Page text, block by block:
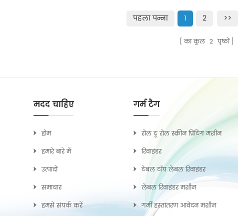
पहला पन्ना 1 2 >>
का कुल 2 पृष्ठों
मदद चाहिए
होम
हमारे बारे में
उत्पादों
समाचार
हमसे संपर्क करें
गर्म टैग
रोल टू रोल स्क्रीन प्रिंटिंग मशीन
रिवाइंडर
टेबल टॉप लेबल रिवाइंडर
लेबल रिवाइंडर मशीन
गर्मी हस्तांतरण आवेदन मशीन